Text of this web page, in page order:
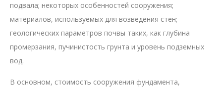
подвала; некоторых особенностей сооружения;
материалов, используемых для возведения стен;
геологических параметров почвы таких, как глубина
промерзания, пучинистость грунта и уровень подземных
вод.
В основном, стоимость сооружения фундамента,